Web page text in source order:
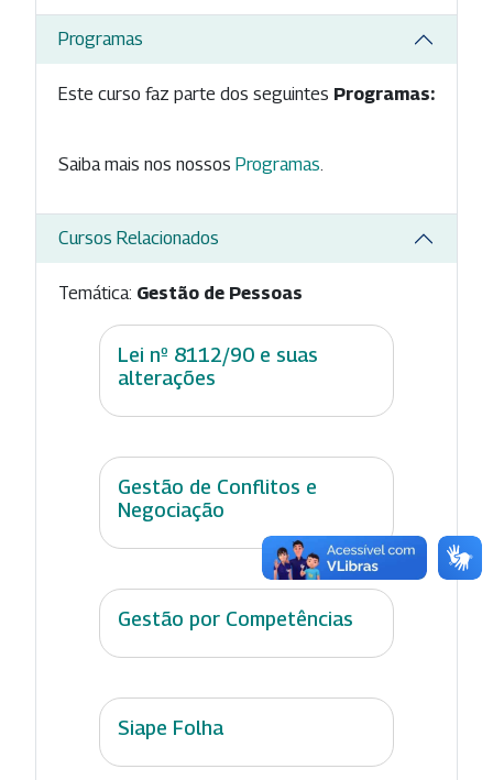
Programas
Este curso faz parte dos seguintes Programas:
Saiba mais nos nossos Programas
Cursos Relacionados
Temática: Gestão de Pessoas
Lei nº 8112/90 e suas
alterações
Gestão de Conflitos e
Negociação
Gestão por Competências
Siape Folha